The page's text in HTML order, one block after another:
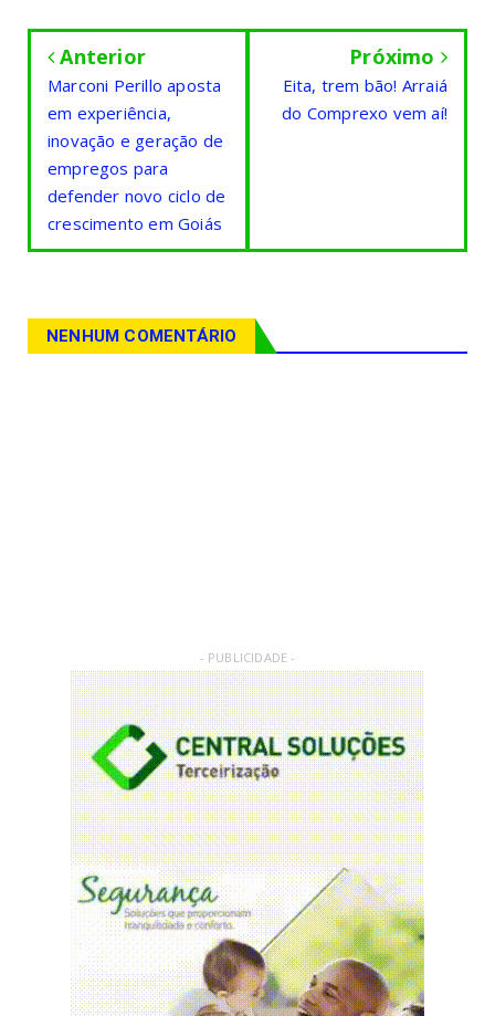
Anterior
Marconi Perillo aposta
em experiência,
inovação e geração de
empregos para
defender novo ciclo de
crescimento em Goiás
Próximo
Eita, trem bão! Arraiá
do Comprexo vem aí!
NENHUM COMENTÁRIO
- PUBLICIDADE -